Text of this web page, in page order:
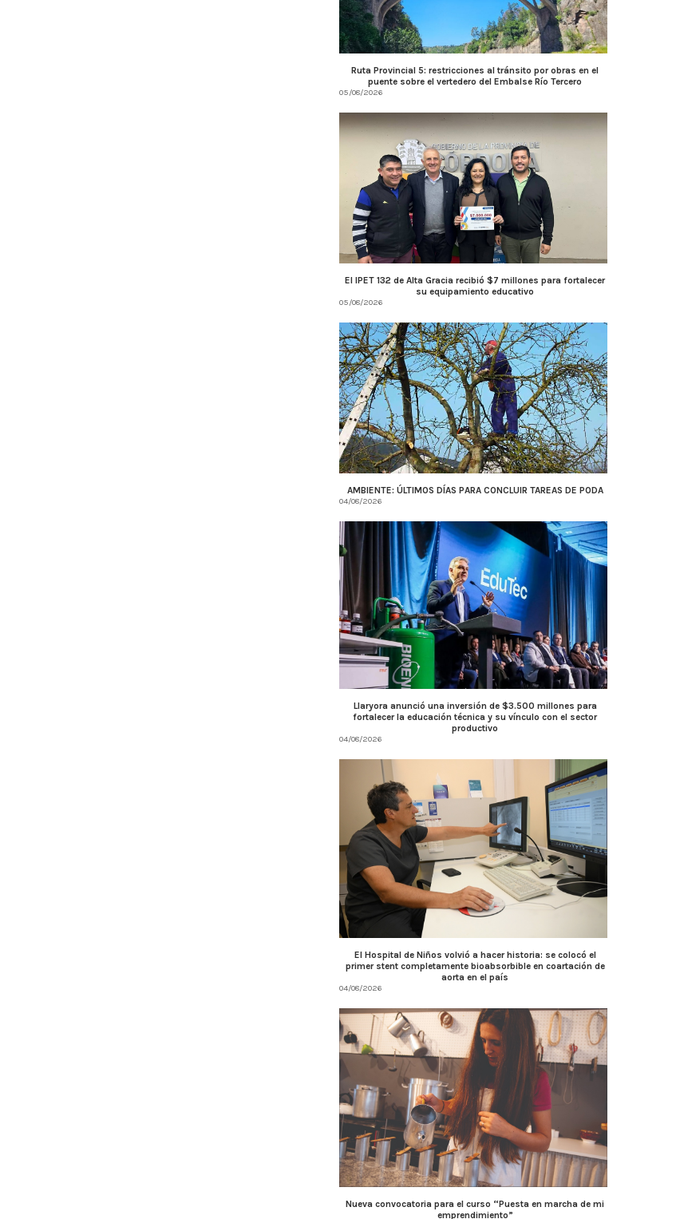
Ruta Provincial 5: restricciones al tránsito por obras en el
puente sobre el vertedero del Embalse Río Tercero
05/08/2026
El IPET 132 de Alta Gracia recibió $7 millones para fortalecer
su equipamiento educativo
05/08/2026
AMBIENTE: ÚLTIMOS DÍAS PARA CONCLUIR TAREAS DE PODA
04/08/2026
Llaryora anunció una inversión de $3.500 millones para
fortalecer la educación técnica y su vínculo con el sector
productivo
04/08/2026
El Hospital de Niños volvió a hacer historia: se colocó el
primer stent completamente bioabsorbible en coartación de
aorta en el país
04/08/2026
Nueva convocatoria para el curso “Puesta en marcha de mi
emprendimiento”